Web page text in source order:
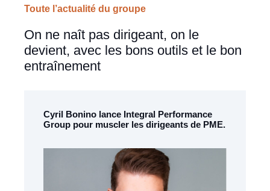
Toute l’actualité du groupe
On ne naît pas dirigeant, on le
devient, avec les bons outils et le bon
entraînement
Cyril Bonino lance Integral Performance
Group pour muscler les dirigeants de PME.